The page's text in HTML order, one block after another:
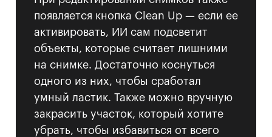
появляется кнопка Clean Up — если ее
активировать, ИИ сам подсветит
объекты, которые считает лишними
на снимке. Достаточно коснуться
одного из них, чтобы сработал
умный ластик. Также можно вручную
закрасить участок, который хотите
убрать, чтобы избавиться от всего